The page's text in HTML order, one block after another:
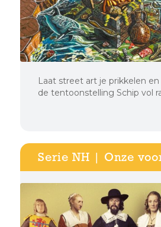
Laat street art je prikkelen en
de tentoonstelling Schip vol
Serie NH | Onze